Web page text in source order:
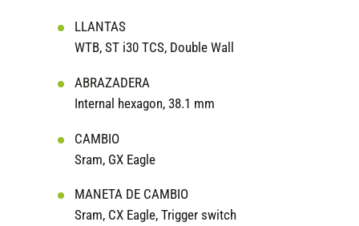
LLANTAS
WTB, ST i30 TCS, Double Wall
ABRAZADERA
Internal hexagon, 38.1 mm
CAMBIO
Sram, GX Eagle
MANETA DE CAMBIO
Sram, CX Eagle, Trigger switch